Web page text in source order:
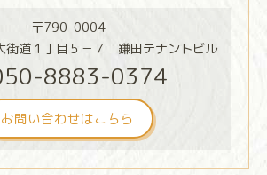
〒790-0004
街道１丁目５－７ 鎌田テナントビル
8883-0374
お問い合わせはこちら